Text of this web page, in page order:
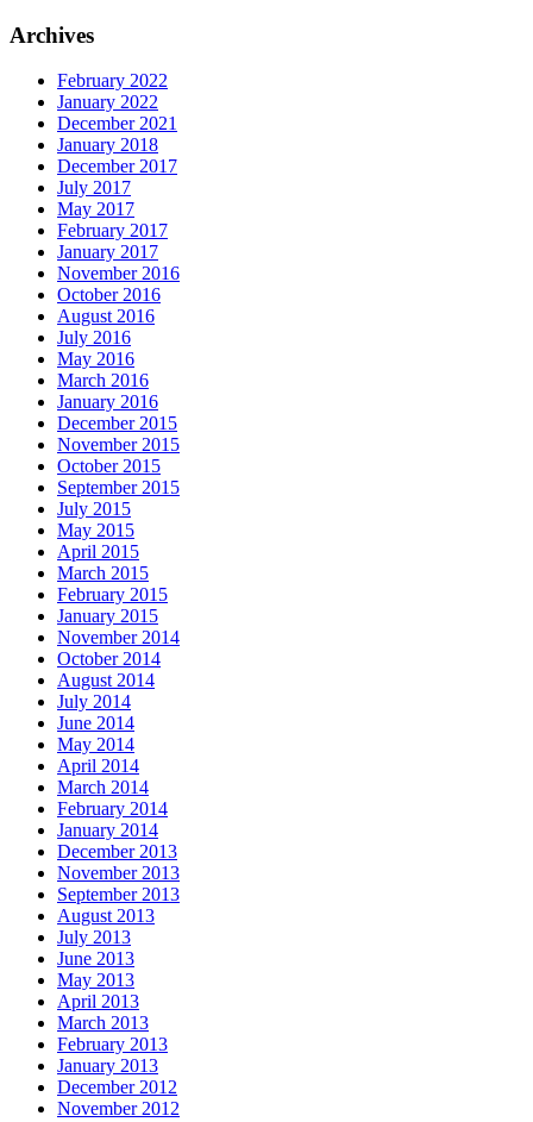
Archives
February 2022
January 2022
December 2021
January 2018
December 2017
July 2017
May 2017
February 2017
January 2017
November 2016
October 2016
August 2016
July 2016
May 2016
March 2016
January 2016
December 2015
November 2015
October 2015
September 2015
July 2015
May 2015
April 2015
March 2015
February 2015
January 2015
November 2014
October 2014
August 2014
July 2014
June 2014
May 2014
April 2014
March 2014
February 2014
January 2014
December 2013
November 2013
September 2013
August 2013
July 2013
June 2013
May 2013
April 2013
March 2013
February 2013
January 2013
December 2012
November 2012